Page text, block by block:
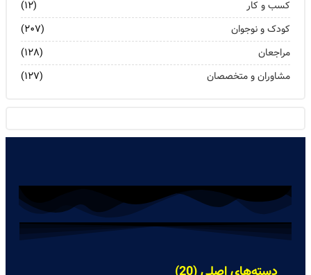
کسب و کار
(۱۲)
کودک و نوجوان
(۲۰۷)
مراجعان
(۱۲۸)
مشاوران و متخصصان
(۱۲۷)